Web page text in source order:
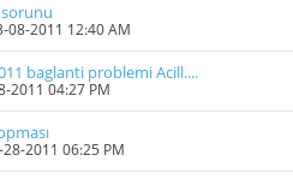
08-2011 12:40 AM
baglanti problemi Acill....
2011 04:27 PM
28-2011 06:25 PM